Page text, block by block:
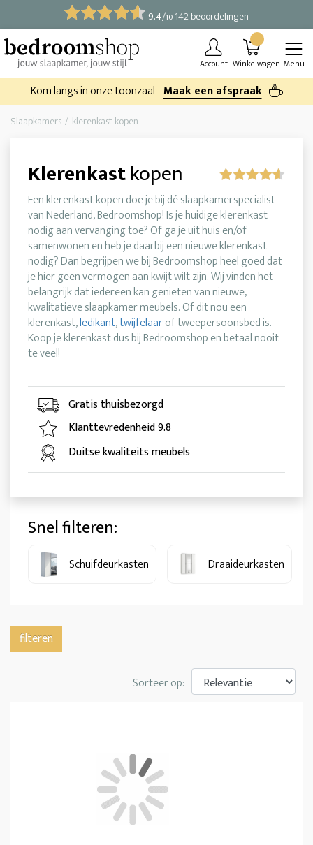
9.4/10 142 beoordelingen
Account Winkelwagen Menu
Kom langs in onze toonzaal -Maak een afspraak
Slaapkamers klerenkast kopen
Klerenkastkopen
Een klerenkast kopen doe je bij dé slaapkamerspecialist
van Nederland, Bedroomshop! Is je huidige klerenkast
nodig aan vervanging toe? Of ga je uit huis en/of
samenwonen en heb je daarbij een nieuwe klerenkast
nodig? Dan begrijpen we bij Bedroomshop heel goed dat
je hier geen vermogen aan kwijt wilt zijn. Wij vinden het
belangrijk dat iedereen kan genieten van nieuwe,
kwalitatieve slaapkamer meubels. Of dit nou een
klerenkast,ledikant,twijfelaarof tweepersoonsbed is.
Koop je klerenkast dus bij Bedroomshop en betaal nooit
te veel!
Gratis thuisbezorgd
Klanttevredenheid 9.8
Duitse kwaliteits meubels
Snel filteren:
Schuifdeurkasten Draaideurkasten
filteren
Sorteer op: